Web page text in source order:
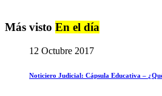
Más visto En el día
12 Octubre 2017
Noticiero Judicial: Cápsula Educativa –